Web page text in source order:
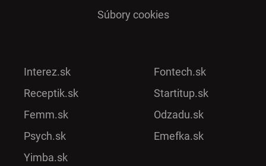
Súbory cookies
Interez.sk
Receptik.sk
Femm.sk
Psych.sk
Yimba.sk
Fontech.sk
Startitup.sk
Odzadu.sk
Emefka.sk